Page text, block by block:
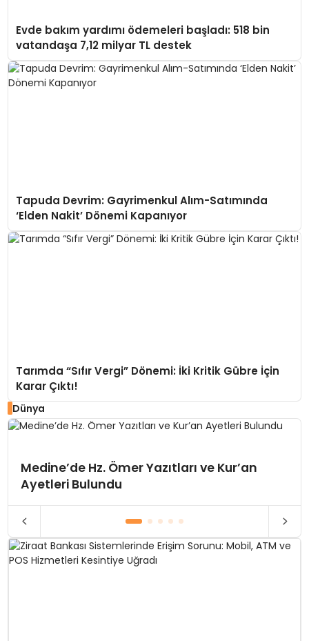
Evde bakım yardımı ödemeleri başladı: 518 bin
vatandaşa 7,12 milyar TL destek
Tapuda Devrim: Gayrimenkul Alım-Satımında
‘Elden Nakit’ Dönemi Kapanıyor
Tarımda “Sıfır Vergi” Dönemi: İki Kritik Gübre İçin
Karar Çıktı!
Dünya
Medine’de Hz. Ömer Yazıtları ve Kur’an
Ayetleri Bulundu